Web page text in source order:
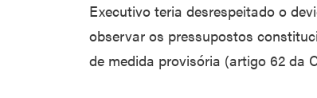
Executivo teria desrespeitado o
observar os pressupostos
de medida provisória (artigo 62 da